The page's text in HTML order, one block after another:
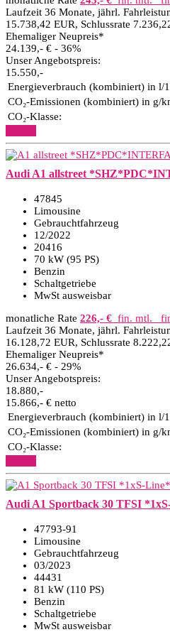
Laufzeit 36 Monate, jährl.
15.738,42 EUR, Schlussrate
Ehemaliger Neupreis*
24.139,- € - 36%
Unser Angebotspreis:
15.550,-
Energieverbrauch (kombiniert) in l/
CO₂-Emissionen (kombiniert) in g/
CO₂-Klasse:
Audi A1 allstreet
47845
Limousine
Gebrauchtfahrzeug
12/2022
20416
70 kW (95 PS)
Benzin
Schaltgetriebe
MwSt ausweisbar
monatliche Rate 226,- € fin. mtl.
Laufzeit 36 Monate, jährl.
16.128,72 EUR, Schlussrate
Ehemaliger Neupreis*
26.634,- € - 29%
Unser Angebotspreis:
18.880,-
15.866,- € netto
Energieverbrauch (kombiniert) in l/
CO₂-Emissionen (kombiniert) in g/
CO₂-Klasse:
Audi A1 Sportback 30 TFSI
47793-91
Limousine
Gebrauchtfahrzeug
03/2023
44431
81 kW (110 PS)
Benzin
Schaltgetriebe
MwSt ausweisbar